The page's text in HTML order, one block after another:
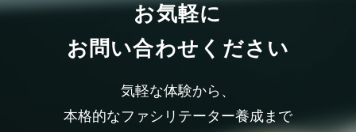
お気軽に
お問い合わせください
気軽な体験から、
本格的なファシリテーター養成まで